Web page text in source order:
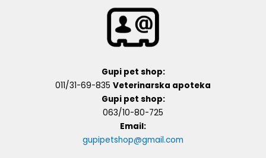
Gupi pet shop:
011/31-69-835 Veterinarska apoteka
Gupi pet shop:
063/10-80-725
Email:
gupipetshop@gmail.com